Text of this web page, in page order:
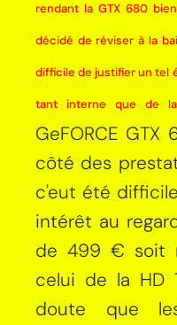
rendant la GTX 680
décidé de réviser à la
difficile de justifier un tel
tant interne que de
GeFORCE
côté des
c'eut été
intérêt au
de 499 € soit
celui de la HD
doute que